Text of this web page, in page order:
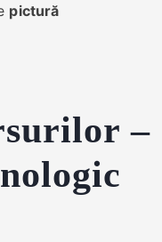
pictură
–